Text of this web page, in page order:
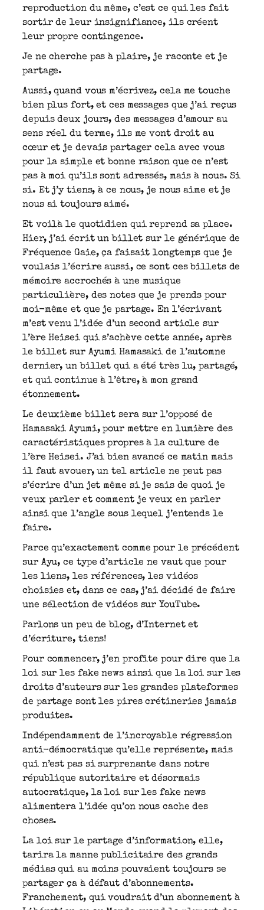
reproduction du même, c’est ce qui les fait
sortir de leur insignifiance, ils créent
leur propre contingence.
Je ne cherche pas à plaire, je raconte et je
partage.
Aussi, quand vous m’écrivez, cela me touche
bien plus fort, et ces messages que j’ai reçus
depuis deux jours, des messages d’amour au
sens réel du terme, ils me vont droit au
cœur et je devais partager cela avec vous
pour la simple et bonne raison que ce n’est
pas à moi qu’ils sont adressés, mais à nous. Si
si. Et j’y tiens, à ce nous, je nous aime et je
nous ai toujours aimé.
Et voilà le quotidien qui reprend sa place.
Hier, j’ai écrit un billet sur le générique de
Fréquence Gaie, ça faisait longtemps que je
voulais l’écrire aussi, ce sont ces billets de
mémoire accrochés à une musique
particulière, des notes que je prends pour
moi-même et que je partage. En l’écrivant
m’est venu l’idée d’un second article sur
l’ère Heisei qui s’achève cette année, après
le billet sur Ayumi Hamasaki de l’automne
dernier, un billet qui a été très lu, partagé,
et qui continue à l’être, à mon grand
étonnement.
Le deuxième billet sera sur l’opposé de
Hamasaki Ayumi, pour mettre en lumière des
caractéristiques propres à la culture de
l’ère Heisei. J’ai bien avancé ce matin mais
il faut avouer, un tel article ne peut pas
s’écrire d’un jet même si je sais de quoi je
veux parler et comment je veux en parler
ainsi que l’angle sous lequel j’entends le
faire.
Parce qu’exactement comme pour le précédent
sur Ayu, ce type d’article ne vaut que pour
les liens, les références, les vidéos
choisies et, dans ce cas, j’ai décidé de faire
une sélection de vidéos sur YouTube.
Parlons un peu de blog, d’Internet et
d’écriture, tiens!
Pour commencer, j’en profite pour dire que la
loi sur les fake news ainsi que la loi sur les
droits d’auteurs sur les grandes plateformes
de partage sont les pires crétineries jamais
produites.
Indépendamment de l’incroyable régression
anti-démocratique qu’elle représente, mais
qui n’est pas si surprenante dans notre
république autoritaire et désormais
autocratique, la loi sur les fake news
alimentera l’idée qu’on nous cache des
choses.
La loi sur le partage d’information, elle,
tarira la manne publicitaire des grands
médias qui au moins pouvaient toujours se
partager ça à défaut d’abonnements.
Franchement, qui voudrait d’un abonnement à